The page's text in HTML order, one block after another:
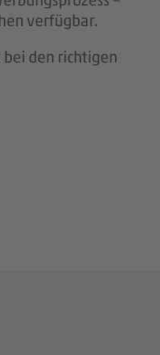
verfügbar.
den richtigen
wir aktiv